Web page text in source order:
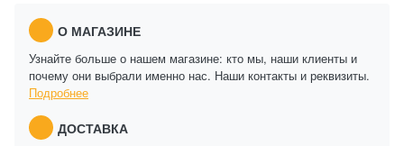
О МАГАЗИНЕ
Узнайте больше о нашем магазине: кто мы, наши клиенты и
почему они выбрали именно нас. Наши контакты и реквизиты.
Подробнее
ДОСТАВКА